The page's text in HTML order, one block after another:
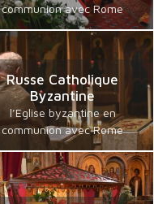
communion avec Rome
Russe Catholique
Byzantine
l’Eglise byzantine en
communion avec Rome